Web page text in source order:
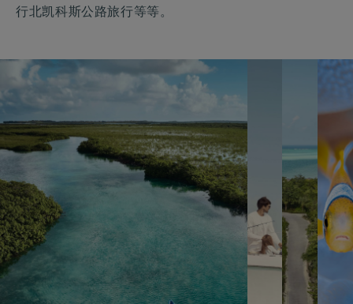
行北凯科斯公路旅行等等。